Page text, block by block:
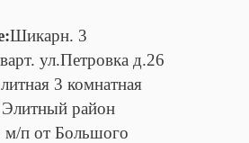
Шикарн. 3
ул.Петровка д.26
3 комнатная
Элитный район
п от Большого